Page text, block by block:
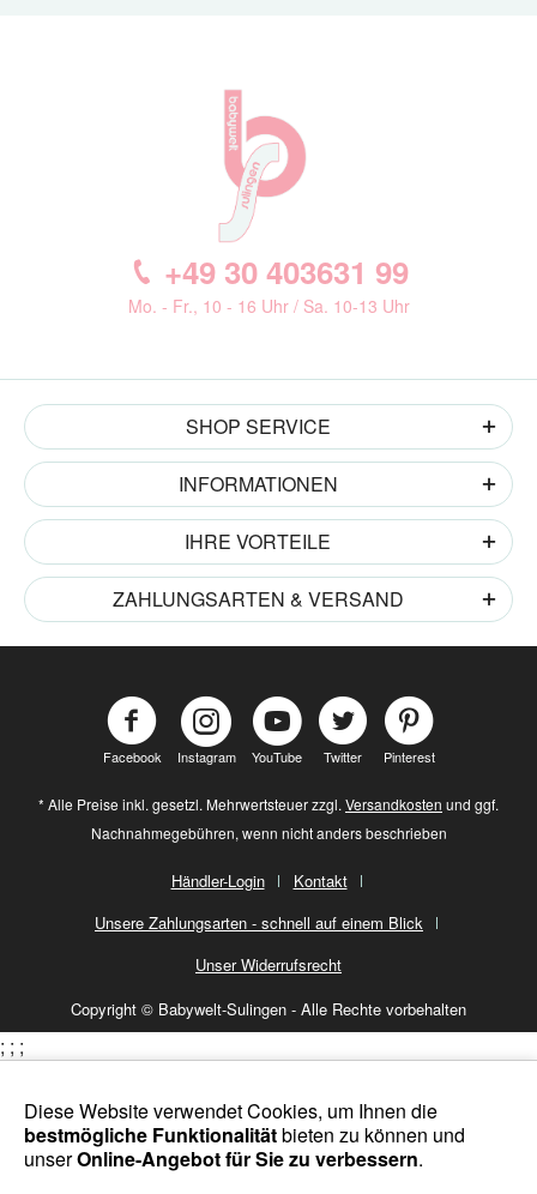
+49 30 403631 99
Mo. - Fr., 10 - 16 Uhr / Sa. 10-13 Uhr
SHOP SERVICE
INFORMATIONEN
IHRE VORTEILE
ZAHLUNGSARTEN & VERSAND
Facebook Instagram YouTube Twitter Pinterest
* Alle Preise inkl. gesetzl. Mehrwertsteuer zzgl. Versandkosten und ggf.
Nachnahmegebühren, wenn nicht anders beschrieben
Händler-Login
Kontakt
Unsere Zahlungsarten - schnell auf einem Blick
Unser Widerrufsrecht
Copyright © Babywelt-Sulingen - Alle Rechte vorbehalten
Diese Website verwendet Cookies, um Ihnen die
bestmögliche Funktionalitätbieten zu können und
unserOnline-Angebot für Sie zu verbessern.
; ; ;